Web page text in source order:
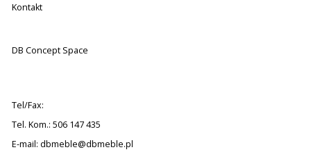
Kontakt
DB Concept Space
Tel/Fax:
Tel. Kom.: 506 147 435
E-mail: dbmeble@dbmeble.pl